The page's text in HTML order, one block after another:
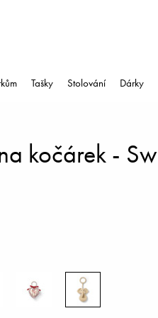
Tašky Stolování Dárky
kočárek -